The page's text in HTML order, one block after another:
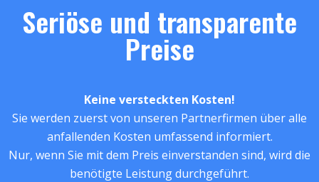
Seriöse und transparente
Preise
Keine versteckten Kosten!
Sie werden zuerst von unseren Partnerfirmen über alle
anfallenden Kosten umfassend informiert.
Nur, wenn Sie mit dem Preis einverstanden sind, wird die
benötigte Leistung durchgeführt.